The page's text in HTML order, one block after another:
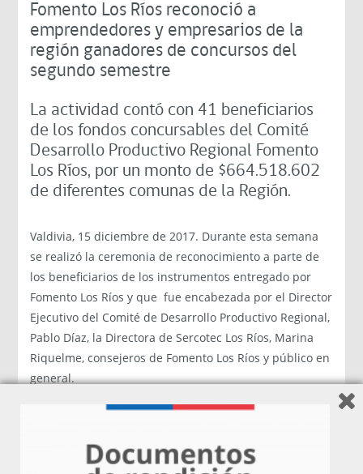
Fomento Los Ríos reconoció a
emprendedores y empresarios de la
región ganadores de concursos del
segundo semestre
La actividad contó con 41 beneficiarios
de los fondos concursables del Comité
Desarrollo Productivo Regional Fomento
Los Ríos, por un monto de $664.518.602
de diferentes comunas de la Región.
Valdivia, 15 diciembre de 2017. Durante esta semana
se realizó la ceremonia de reconocimiento a parte de
los beneficiarios de los instrumentos entregado por
Fomento Los Ríos y que fue encabezada por el Director
Ejecutivo del Comité de Desarrollo Productivo Regional,
Pablo Díaz, la Directora de Sercotec Los Ríos, Marina
Riquelme, consejeros de Fomento Los Ríos y público en
general.
“decir si se puede, desde regiones estamos
impulsando estos pilotos dispuestos por la presidenta,